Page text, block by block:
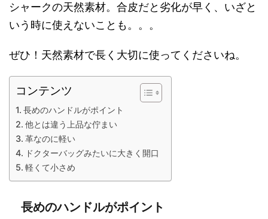
シャークの天然素材。合皮だと劣化が早く、いざと
いう時に使えないことも。。。
ぜひ！天然素材で長く大切に使ってくださいね。
コンテンツ
長めのハンドルがポイント
他とは違う上品な佇まい
革なのに軽い
ドクターバッグみたいに大きく開口
軽くて小さめ
長めのハンドルがポイント